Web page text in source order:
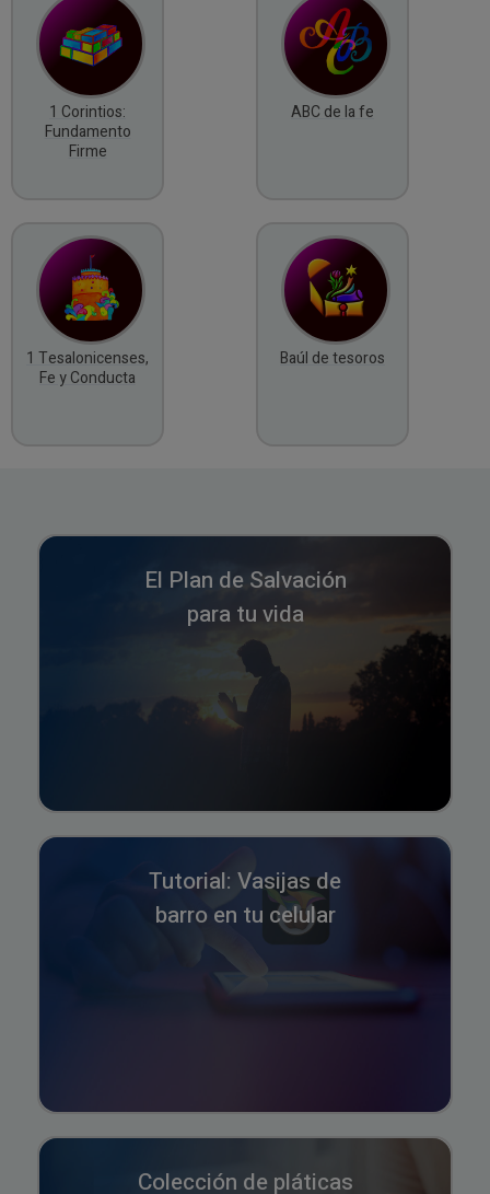
El Plan de Salvación
para tu vida
Tutorial: Vasijas de
barro en tu celular
Colección de pláticas
1 Corintios:
Fundamento
Firme
1 Tesalonicenses,
Fe y Conducta
ABC de la fe
Baúl de tesoros